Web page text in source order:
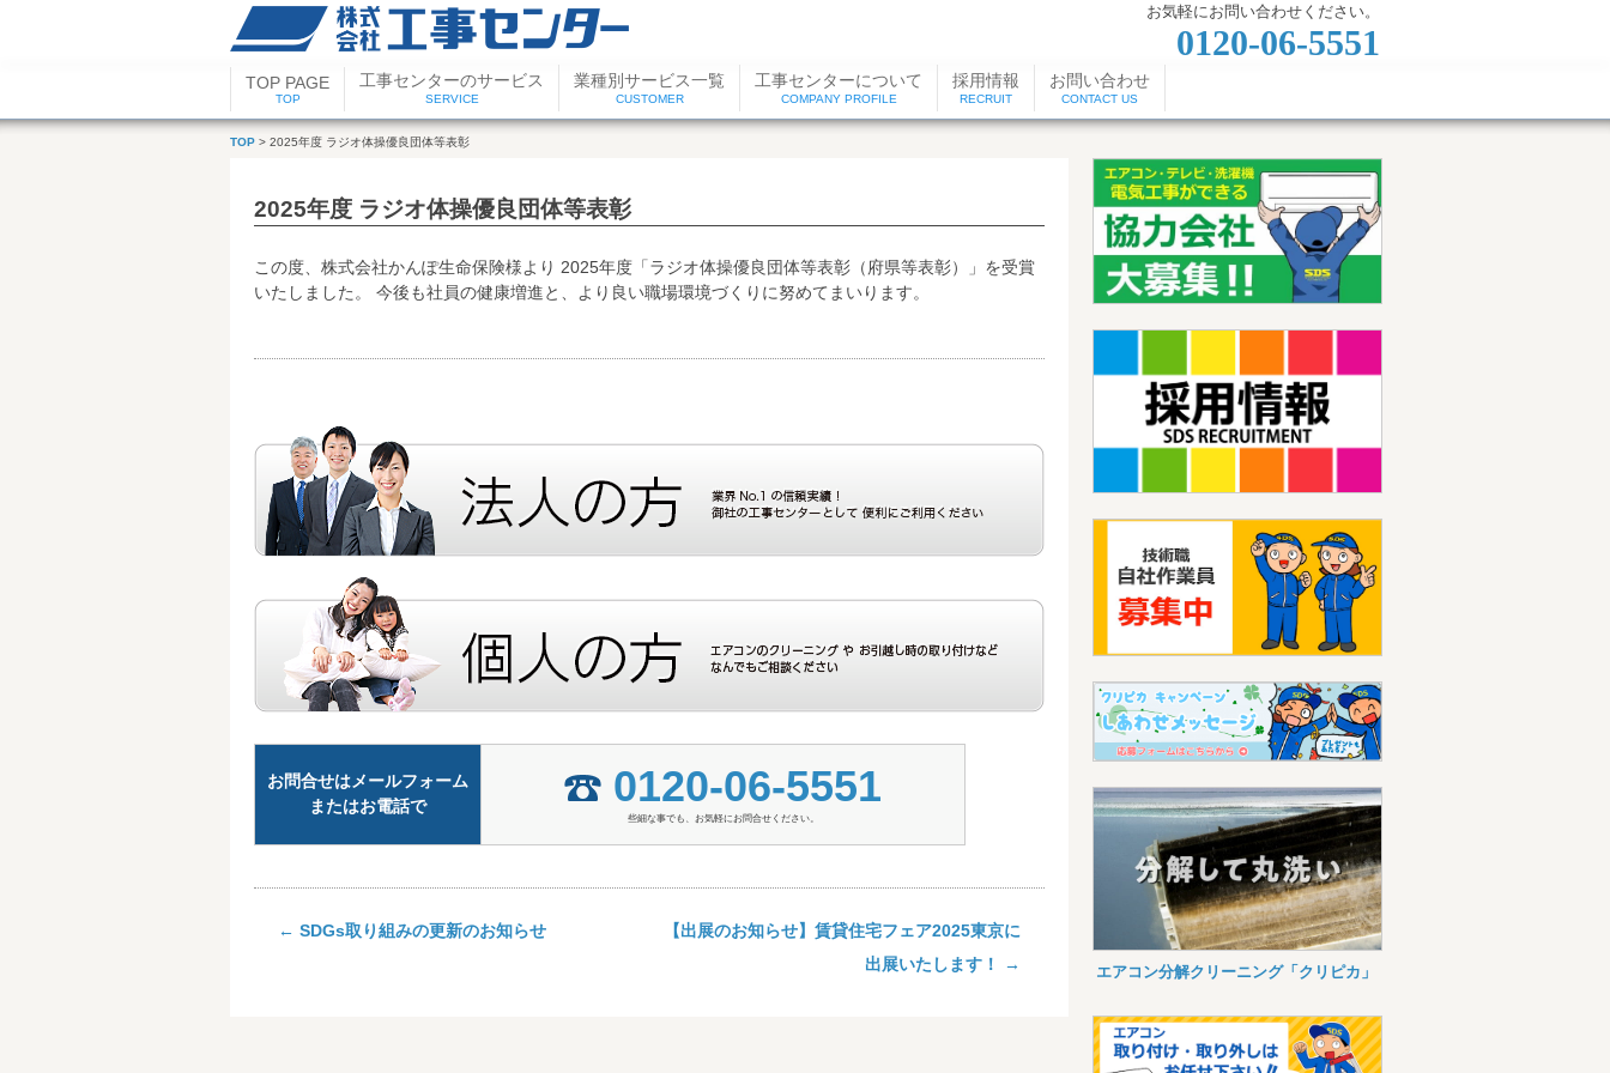
お気軽にお問い合わせください。
0120-06-5551
TOP PAGE
TOP
工事センターのサービス
SERVICE
業種別サービス一覧
CUSTOMER
工事センターについて
COMPANY PROFILE
採用情報
RECRUIT
お問い合わせ
CONTACT US
TOP > 2025年度 ラジオ体操優良団体等表彰
2025年度 ラジオ体操優良団体等表彰
この度、株式会社かんぽ生命保険様より 2025年度「ラジオ体操優良団体等表彰（府県等表彰）」を受賞
いたしました。 今後も社員の健康増進と、より良い職場環境づくりに努めてまいります。
お問合せはメールフォーム
またはお電話で
0120-06-5551
些細な事でも、お気軽にお問合せください。
← SDGs取り組みの更新のお知らせ
【出展のお知らせ】賃貸住宅フェア2025東京に
出展いたします！
→ エアコン分解クリーニング「クリピカ」